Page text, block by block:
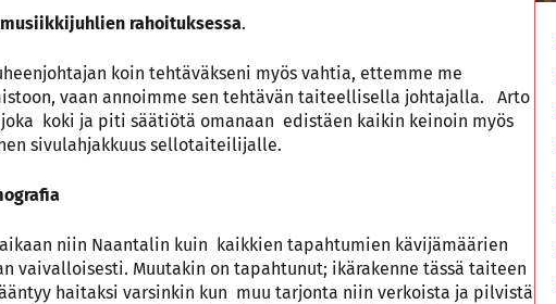
rahoituksessa.
koin tehtäväkseni myös vahtia, ettemme me
vaan annoimme sen tehtävän taiteellisella johtajalla. Arto
koki ja piti säätiötä omanaan edistäen kaikin keinoin myös
sivulahjakkuus sellotaiteilijalle.
niin Naantalin kuin kaikkien tapahtumien kävijämäärien
vaivalloisesti. Muutakin on tapahtunut; ikärakenne tässä taiteen
haitaksi varsinkin kun muu tarjonta niin verkoista ja pilvistä